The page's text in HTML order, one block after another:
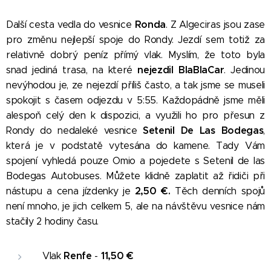
Další cesta vedla do vesnice Ronda. Z Algeciras jsou zase
pro změnu nejlepší spoje do Rondy. Jezdí sem totiž za
relativně dobrý peníz přímý vlak. Myslím, že toto byla
snad jediná trasa, na které nejezdil BlaBlaCar. Jedinou
nevýhodou je, ze nejezdí příliš často, a tak jsme se museli
spokojit s časem odjezdu v 5:55. Každopádně jsme měli
alespoň celý den k dispozici, a využili ho pro přesun z
Rondy do nedaleké vesniceSetenil De Las Bodegas,
která je v podstatě vytesána do kamene. Tady Vám
spojení vyhledá pouze Omio a pojedete s Setenil de las
Bodegas Autobuses. Můžete klidně zaplatit až řidiči při
nástupu a cena jízdenky je 2,50 €. Těch denních spojů
není mnoho, je jich celkem 5, ale na návštěvu vesnice nám
stačily 2 hodiny času.
Vlak Renfe - 11,50 €